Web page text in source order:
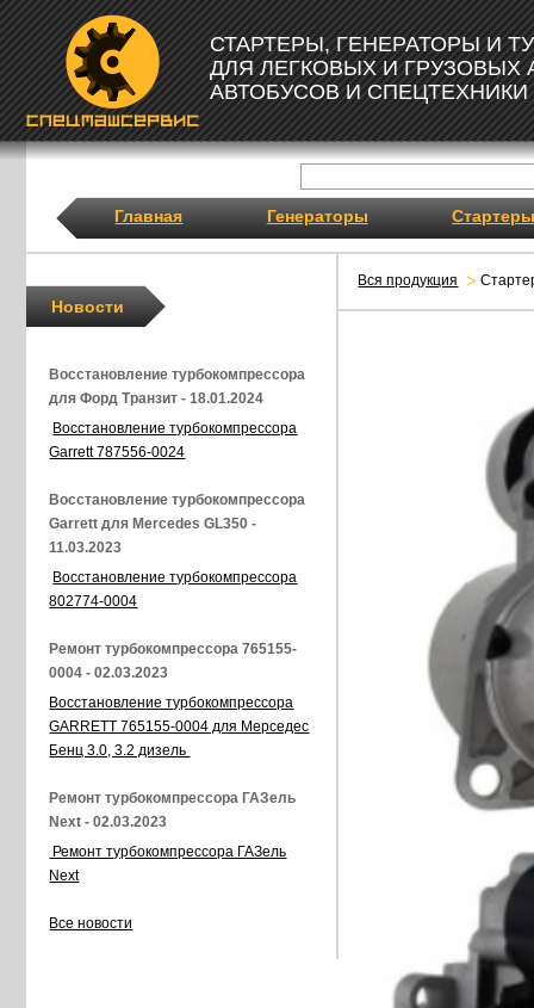
СТАРТЕРЫ, ГЕНЕРАТОРЫ И
ДЛЯ ЛЕГКОВЫХ И ГРУЗОВЫХ
АВТОБУСОВ И СПЕЦТЕХНИКИ
Главная Генераторы Стартеры
Вся продукция
Новости
Восстановление турбокомпрессора
для Форд Транзит - 18.01.2024
Восстановление турбокомпрессора
Garrett 787556-0024
Восстановление турбокомпрессора
Garrett для Mercedes GL350 -
11.03.2023
Восстановление турбокомпрессора
802774-0004
Ремонт турбокомпрессора 765155-
0004 - 02.03.2023
Восстановление турбокомпрессора
GARRETT 765155-0004 для Мерседес
Бенц 3.0, 3.2 дизель
Ремонт турбокомпрессора ГАЗель
Next - 02.03.2023
Ремонт турбокомпрессора ГАЗель
Next
Все новости